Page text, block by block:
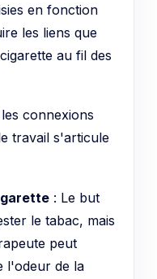
en fonction
les liens que
au fil des
connexions
travail s'articule
: Le but
le tabac, mais
peut
l'odeur de la